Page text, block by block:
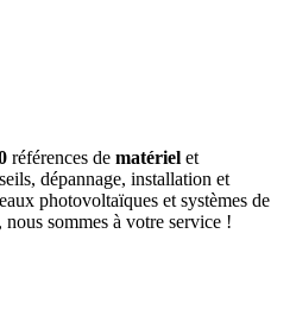
références de matériel et
dépannage, installation et
photovoltaïques et systèmes de
sommes à votre service !